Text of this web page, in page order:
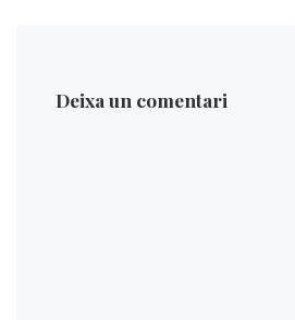
Deixa un comentari